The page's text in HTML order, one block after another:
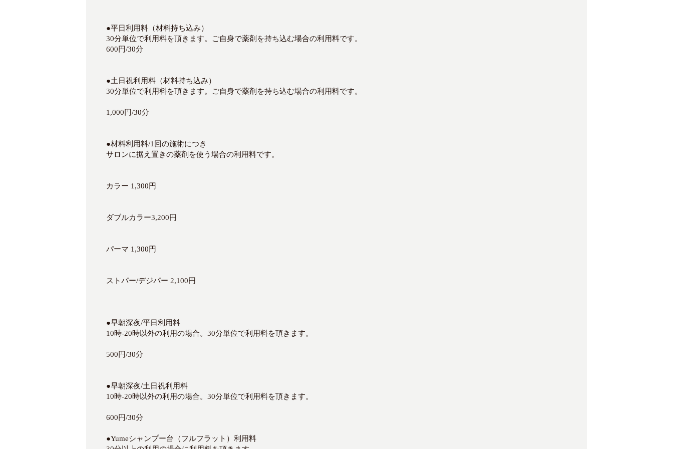
●平日利用料（材料持ち込み）
30分単位で利用料を頂きます。ご自身で薬剤を持ち込む場合の利用料です。
600円/30分
●土日祝利用料（材料持ち込み）
30分単位で利用料を頂きます。ご自身で薬剤を持ち込む場合の利用料です。
1,000円/30分
●材料利用料/1回の施術につき
サロンに据え置きの薬剤を使う場合の利用料です。
カラー 1,300円
ダブルカラー3,200円
パーマ 1,300円
ストパー/デジパー 2,100円
●早朝深夜/平日利用料
10時-20時以外の利用の場合。30分単位で利用料を頂きます。
500円/30分
●早朝深夜/土日祝利用料
10時-20時以外の利用の場合。30分単位で利用料を頂きます。
600円/30分
●Yumeシャンプー台（フルフラット）利用料